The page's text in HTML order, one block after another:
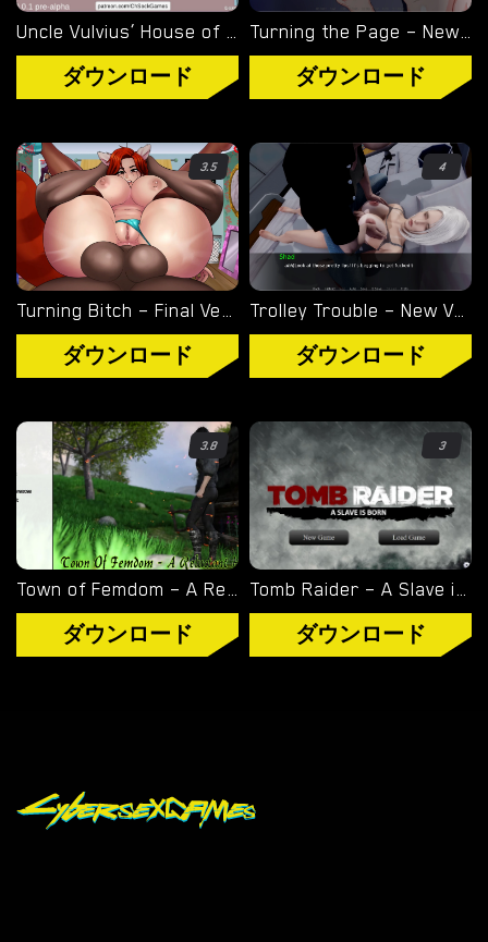
ダウンロード ダウンロード
3.5
ダウンロード
4
Trolley Trouble – New Version 0.19.0 [NTRaction]
ダウンロード
3.8
ダウンロード
3
ダウンロード